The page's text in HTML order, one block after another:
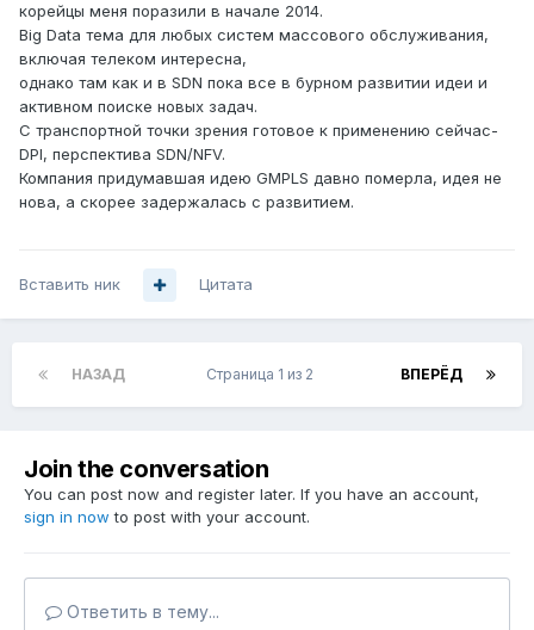
корейцы меня поразили в начале 2014.
Big Data тема для любых систем массового обслуживания,
включая телеком интересна,
однако там как и в SDN пока все в бурном развитии идеи и
активном поиске новых задач.
С транспортной точки зрения готовое к применению сейчас-
DPI, перспектива SDN/NFV.
Компания придумавшая идею GMPLS давно померла, идея не
нова, а скорее задержалась с развитием.
Вставить ник Цитата
НАЗАД ВПЕРЁД
Страница 1 из 2
Join the conversation
You can post now and register later. If you have an account,
sign in now to post with your account.
Ответить в тему...